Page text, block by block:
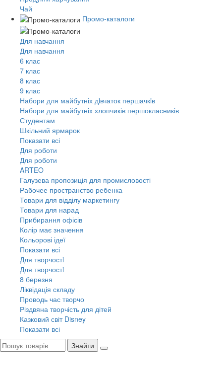
Чай
Промо-каталоги
Для навчання
Для навчання
6 клас
7 клас
8 клас
9 клас
Набори для майбутніх дiвчаток першачкiв
Набори для майбутніх хлопчиків першокласників
Студентам
Шкільний ярмарок
Показати всі
Для роботи
Для роботи
ARTEO
Галузева пропозиція для промисловості
Рабочее пространство ребенка
Товари для відділу маркетингу
Товари для нарад
Прибирання офісів
Колір має значення
Кольорові ідеї
Показати всі
Для творчостi
Для творчостi
8 березня
Ліквідація складу
Проводь час творчо
Різдвяна творчість для дітей
Казковий світ Disney
Показати всі
Знайти